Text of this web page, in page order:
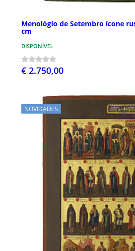
Menológio de Setembro ícone
cm
DISPONÍVEL
€ 2.750,00
NOVIDADES